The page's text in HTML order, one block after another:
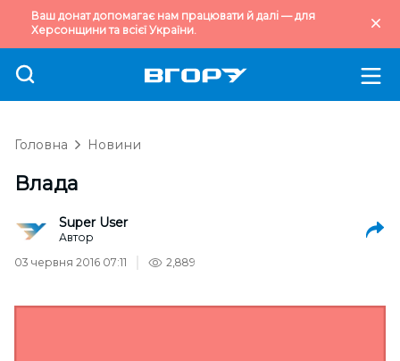
Ваш донат допомагає нам працювати й далі — для
Херсонщини та всієї України.
Головна Новини
Влада
Super User
Автор
03 червня 2016 07:11
2,889